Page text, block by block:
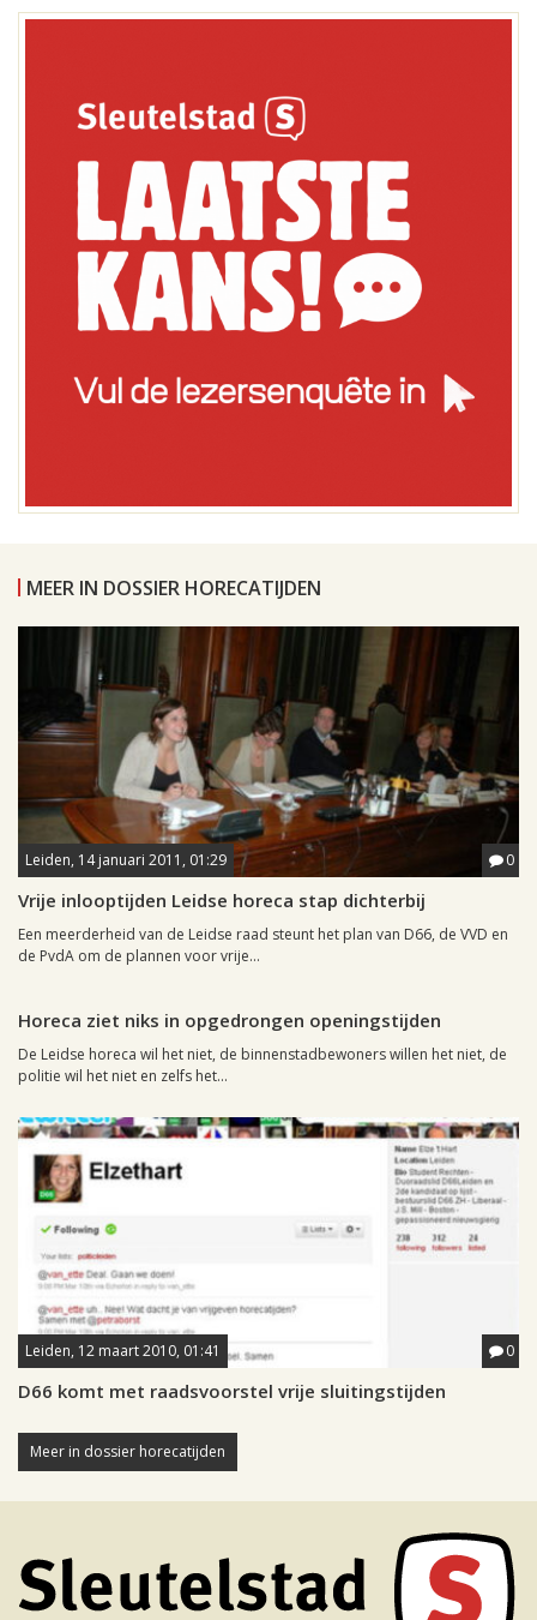
MEER IN DOSSIER HORECATIJDEN
Leiden, 14 januari 2011, 01:29 0
Vrije inlooptijden Leidse horeca stap dichterbij
Een meerderheid van de Leidse raad steunt het plan van D66, de VVD en
de PvdA om de plannen voor vrije...
Horeca ziet niks in opgedrongen openingstijden
De Leidse horeca wil het niet, de binnenstadbewoners willen het niet, de
politie wil het niet en zelfs het...
Leiden, 12 maart 2010, 01:41 0
D66 komt met raadsvoorstel vrije sluitingstijden
Meer in dossier horecatijden